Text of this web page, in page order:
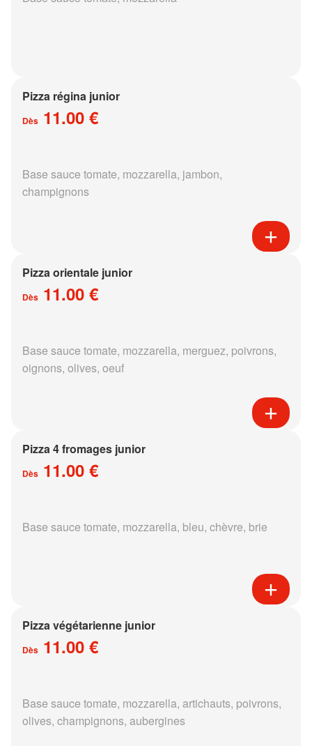
Pizza régina junior
Dès 11.00 €
Base sauce tomate, mozzarella, jambon,
champignons
Pizza orientale junior
Dès 11.00 €
Base sauce tomate, mozzarella, merguez, poivrons,
oignons, olives, oeuf
Pizza 4 fromages junior
Dès 11.00 €
Base sauce tomate, mozzarella, bleu, chèvre, brie
Pizza végétarienne junior
Dès 11.00 €
Base sauce tomate, mozzarella, artichauts, poivrons,
olives, champignons, aubergines